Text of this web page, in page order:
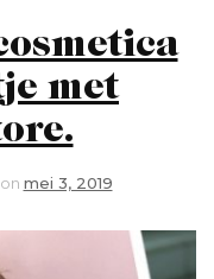
met
mei 3, 2019